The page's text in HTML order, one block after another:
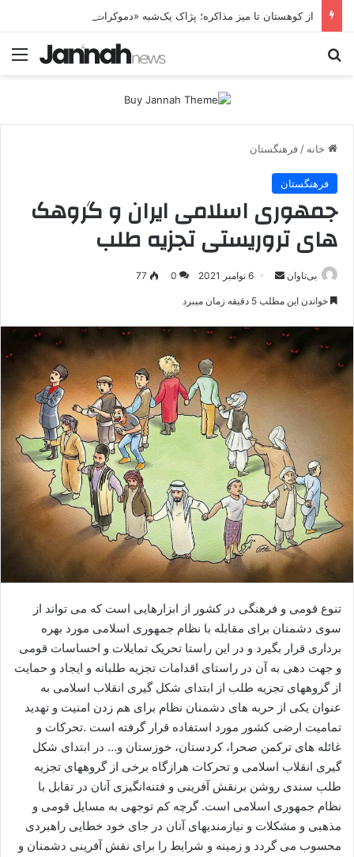
از کوهستان تا میز مذاکره؛ پژاک یک‌شبه «دموکرات» شد!
خانه / فرهنگستان
فرهنگستان
جمهوری اسلامی ایران و گروهک
های تروریستی تجزیه طلب
بی‌تاوان
ر
ل
ی
ی
ل
6 نوامبر 2021 0
77
خواندن این مطلب 5 دقیقه زمان میبرد
تنوع قومی و فرهنگی در کشور از ابزارهایی است که می تواند از
سوی دشمنان برای مقابله با نظام جمهوری اسلامی مورد بهره
برداری قرار بگیرد و در این راستا تحریک تمایلات و احساسات قومی
و جهت دهی به آن در راستای اقدامات تجزیه طلبانه و ایجاد و حمایت
از گروههای تجزیه طلب از ابتدای شکل گیری انقلاب اسلامی به
عنوان یکی از حربه های دشمنان نظام برای هم زدن امنیت و تهدید
تمامیت ارضی کشور مورد استفاده قرار گرفته است .تحرکات و
غائله های ترکمن صحرا، کردستان، خوزستان و… در ابتدای شکل
گیری انقلاب اسلامی و تحرکات هرازگاه برخی از گروههای تجزیه
طلب سندی روشن برنقش آفرینی و فتنه‌انگیزی آنان در تقابل با
نظام جمهوری اسلامی است. گرچه کم توجهی به مسایل قومی و
مذهبی و مشکلات و نیازمندیهای آنان در جای خود خطایی راهبردی
محسوب می گردد و زمینه و شرایط را برای نقش آفرینی دشمنان و